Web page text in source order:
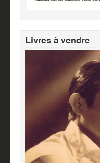
Livres à vendre